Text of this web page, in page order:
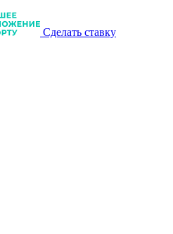
Сделать ставку